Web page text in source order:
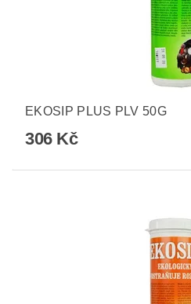
EKOSIP PLUS PLV 50G
306 Kč